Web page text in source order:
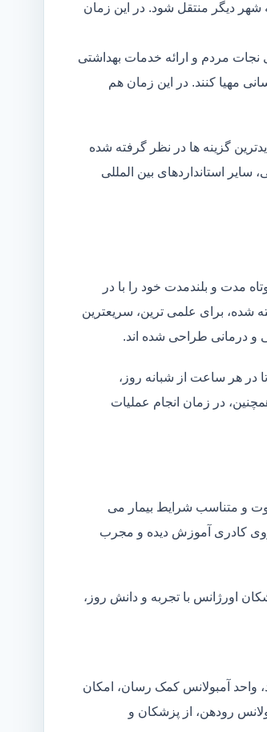
دیگر منتقل شود. در این زمان
نجات مردم و ارائه خدمات بهداشتی
مهیا کنند. در این زمان هم
گزینه ها در نظر گرفته شده
سایر استانداردهای بین المللی
مدت و بلندمدت خود را با در
شده، برای علمی ترین، سریعترین
و درمانی طراحی شده اند.
در هر ساعت از شبانه روز،
در زمان انجام عملیات
و متناسب شرایط بیمار می
گروی کادری آموزش دیده و مجرب
اورژانس با تجربه و دانش روز،
واحد آمبولانس کمک رسان، امکان
رودهن، از پزشکان و